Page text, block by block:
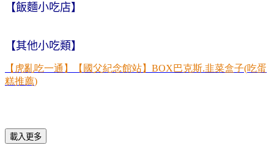
【飯麵小吃店】
【其他小吃類】
【虎亂吃一通】【國父紀念館站】 BOX巴克斯.韭菜盒子(吃蛋
糕推薦)
載入更多